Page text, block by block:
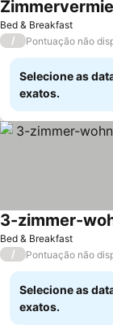
Bed & Breakfast
/ Pontuação não
Selecione as
exatos.
Bed & Breakfast
/ Pontuação não
Selecione as
exatos.